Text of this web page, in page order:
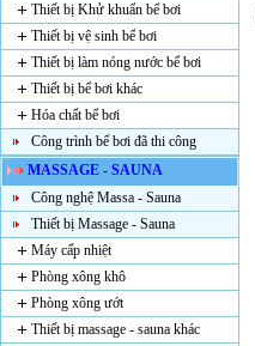
Thiết bị Khử khuẩn bể bơi
Thiết bị vệ sinh bể bơi
Thiết bị làm nóng nước bể bơi
Thiết bị bể bơi khác
Hóa chất bể bơi
Công trình bể bơi đã thi công
MASSAGE - SAUNA
Công nghệ Massa - Sauna
Thiết bị Massage - Sauna
Máy cấp nhiệt
Phòng xông khô
Phòng xông ướt
Thiết bị massage - sauna khác